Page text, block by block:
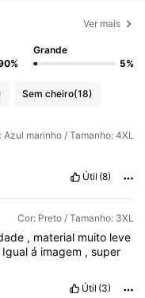
Ver mais
Grande
5%
Sem cheiro(18)
Azul marinho / Tamanho: 4XL
Útil (8)
Cor: Preto / Tamanho: 3XL
, material muito leve
Igualá imagem ,super
Útil (3)